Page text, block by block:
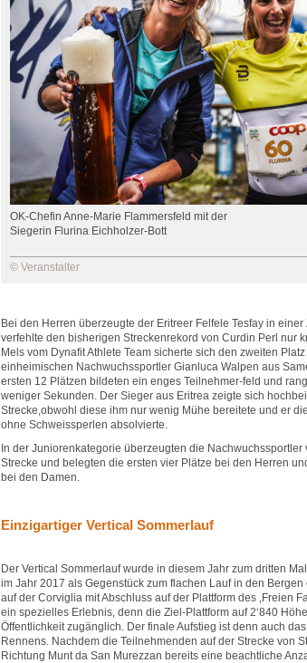
OK-Chefin Anne-Marie Flammersfeld mit der
Siegerin Flurina Eichholzer-Bott
© Veranstalter
Bei den Herren überzeugte der Eritreer Felfele Tesfay in
verfehlte den bisherigen Streckenrekord von Curdin Perl nur
Mels vom Dynafit Athlete Team sicherte sich den zweiten
einheimischen Nachwuchssportler Gianluca Walpen aus
ersten 12 Plätzen bildeten ein enges Teilnehmer-feld und
weniger Sekunden. Der Sieger aus Eritrea zeigte sich
Strecke,obwohl diese ihm nur wenig Mühe bereitete und er
ohne Schweissperlen absolvierte.
In der Juniorenkategorie überzeugten die
Strecke und belegten die ersten vier Plätze bei den Herren
bei den Damen.
Einzigartiger Vertical Sommerlauf
Der Vertical Sommerlauf wurde in diesem Jahr zum dritten
im Jahr 2017 als Gegenstück zum flachen Lauf in den
auf der Corviglia mit Abschluss auf der Plattform des ‚Freien
ein spezielles Erlebnis, denn die Ziel-Plattform auf 2‘840
Öffentlichkeit zugänglich. Der finale Aufstieg ist denn auch
Rennens. Nachdem die Teilnehmenden auf der Strecke von
Richtung Munt da San Murezzan bereits eine beachtliche